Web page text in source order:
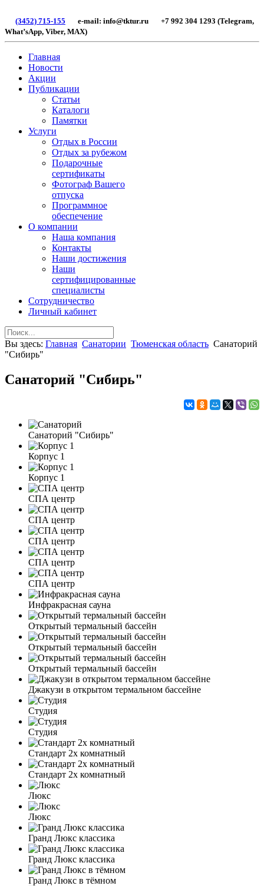
(3452) 715-155 e-mail: info@tktur.ru +7 992 304 1293 (Telegram,
What’sApp, Viber, МАХ)
Главная
Новости
Акции
Публикации
Статьи
Каталоги
Памятки
Услуги
Отдых в России
Отдых за рубежом
Подарочные
сертификаты
Фотограф Вашего
отпуска
Программное
обеспечение
О компании
Наша компания
Контакты
Наши достижения
Наши
сертифицированные
специалисты
Сотрудничество
Личный кабинет
Вы здесь: Главная Санатории Тюменская область Санаторий
"Сибирь"
Санаторий "Сибирь"
Санаторий "Сибирь"
Корпус 1
Корпус 1
СПА центр
СПА центр
СПА центр
СПА центр
СПА центр
Инфракрасная сауна
Открытый термальный бассейн
Открытый термальный бассейн
Открытый термальный бассейн
Джакузи в открытом термальном бассейне
Студия
Студия
Стандарт 2х комнатный
Стандарт 2х комнатный
Люкс
Люкс
Гранд Люкс классика
Гранд Люкс классика
Гранд Люкс в тёмном